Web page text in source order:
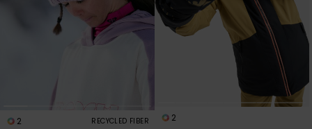
2 RECYCLED FIBER
2